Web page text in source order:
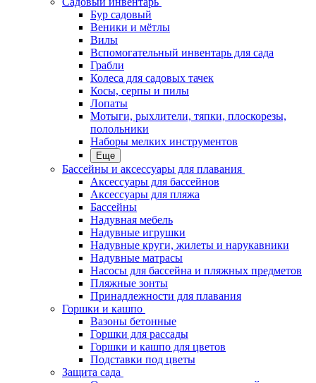
Бур садовый
Веники и мётлы
Вилы
Вспомогательный инвентарь для сада
Грабли
Колеса для садовых тачек
Косы, серпы и пилы
Лопаты
Мотыги, рыхлители, тяпки, плоскорезы,
полольники
Наборы мелких инструментов
Еще
Бассейны и аксессуары для плавания
Аксессуары для бассейнов
Аксессуары для пляжа
Бассейны
Надувная мебель
Надувные игрушки
Надувные круги, жилеты и нарукавники
Надувные матрасы
Насосы для бассейна и пляжных предметов
Пляжные зонты
Принадлежности для плавания
Горшки и кашпо
Вазоны бетонные
Горшки для рассады
Горшки и кашпо для цветов
Подставки под цветы
Защита сада